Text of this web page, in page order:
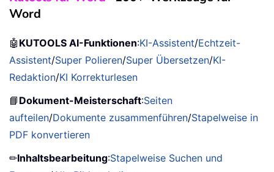
Word
🤖 KUTOOLS AI-Funktionen:KI-Assistent/Echtzeit-
Assistent/Super Polieren/Super Übersetzen/KI-
Redaktion/KI Korrekturlesen
📘 Dokument-Meisterschaft:Seiten
aufteilen/Dokumente zusammenführen/Stapelweise in
PDF konvertieren
✏Inhaltsbearbeitung:Stapelweise Suchen und